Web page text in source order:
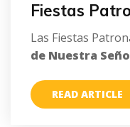
Fiestas
Las Fiestas
de Nuestra
READ ARTICLE